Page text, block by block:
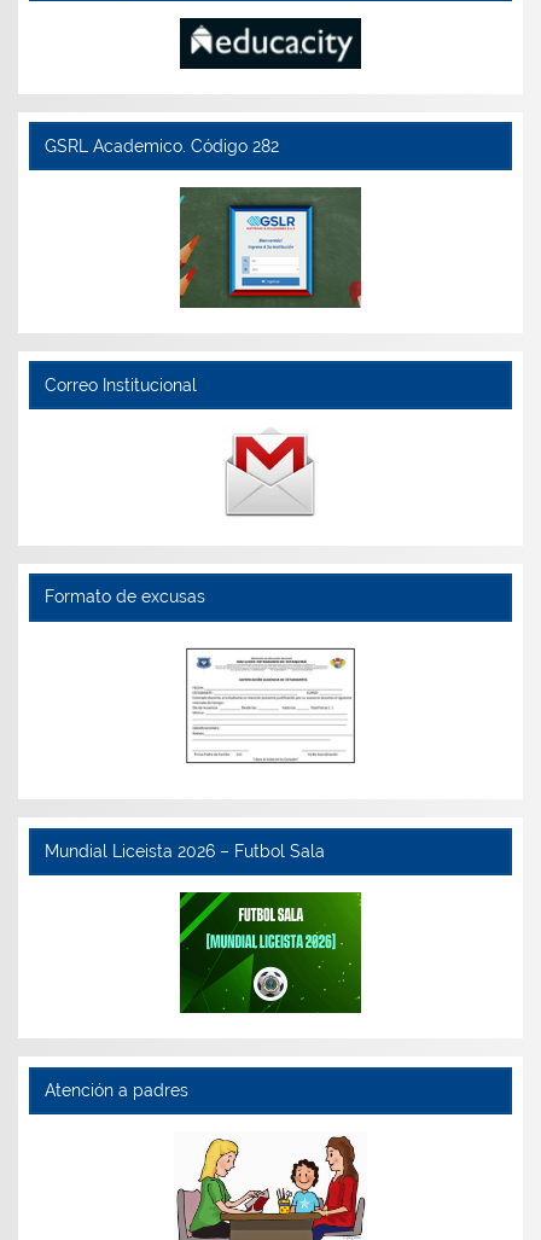
GSRL Academico. Código 282
Correo Institucional
Formato de excusas
Mundial Liceista 2026 – Futbol Sala
Atención a padres